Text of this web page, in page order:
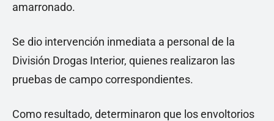
amarronado.
Se dio intervención inmediata a personal de la
División Drogas Interior, quienes realizaron las
pruebas de campo correspondientes.
Como resultado, determinaron que los envoltorios